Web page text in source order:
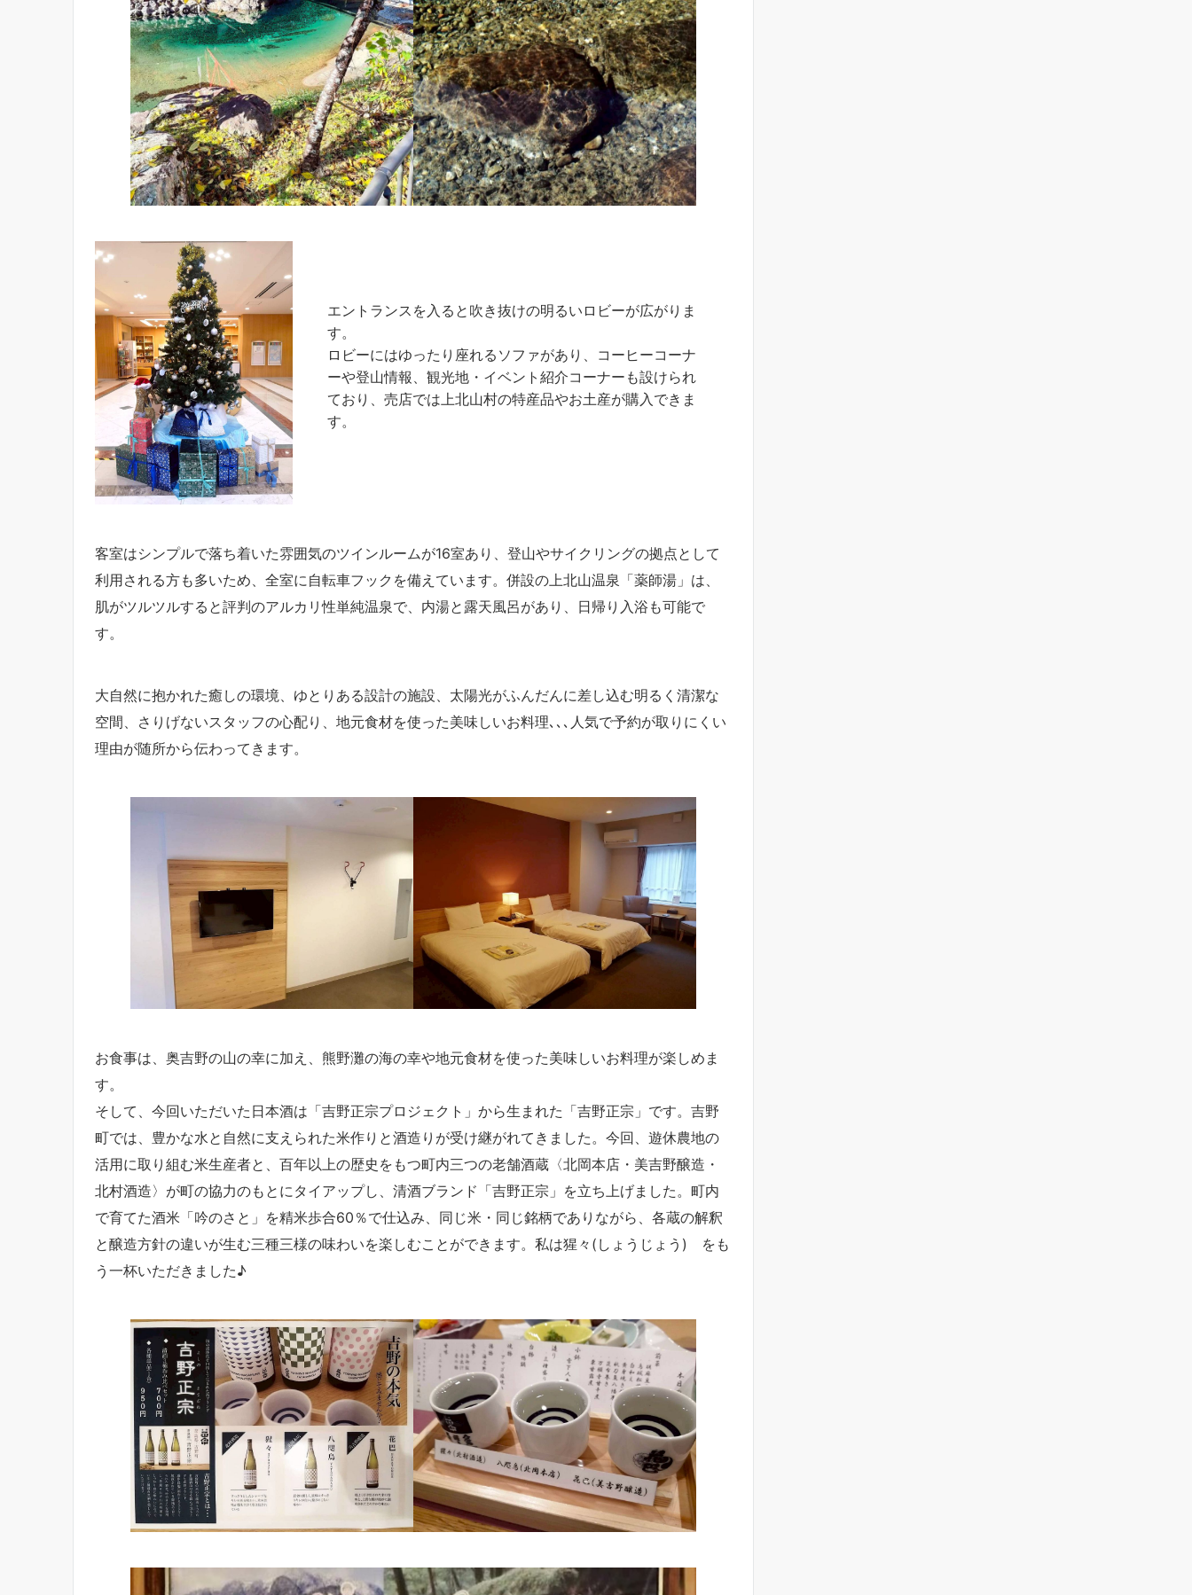
エントランスを入ると吹き抜けの明るいロビーが広がりま
す。
ロビーにはゆったり座れるソファがあり、コーヒーコーナ
ーや登山情報、観光地・イベント紹介コーナーも設けられ
ており、売店では上北山村の特産品やお土産が購入できま
す。
客室はシンプルで落ち着いた雰囲気のツインルームが16室あり、登山やサイクリングの拠点として
利用される方も多いため、全室に自転車フックを備えています。併設の上北山温泉「薬師湯」は、
肌がツルツルすると評判のアルカリ性単純温泉で、内湯と露天風呂があり、日帰り入浴も可能で
す。
大自然に抱かれた癒しの環境、ゆとりある設計の施設、太陽光がふんだんに差し込む明るく清潔な
空間、さりげないスタッフの心配り、地元食材を使った美味しいお料理､､､人気で予約が取りにくい
理由が随所から伝わってきます。
お食事は、奥吉野の山の幸に加え、熊野灘の海の幸や地元食材を使った美味しいお料理が楽しめま
す。
そして、今回いただいた日本酒は「吉野正宗プロジェクト」から生まれた「吉野正宗」です。吉野
町では、豊かな水と自然に支えられた米作りと酒造りが受け継がれてきました。今回、遊休農地の
活用に取り組む米生産者と、百年以上の歴史をもつ町内三つの老舗酒蔵〈北岡本店・美吉野醸造・
北村酒造〉が町の協力のもとにタイアップし、清酒ブランド「吉野正宗」を立ち上げました。町内
で育てた酒米「吟のさと」を精米歩合60％で仕込み、同じ米・同じ銘柄でありながら、各蔵の解釈
と醸造方針の違いが生む三種三様の味わいを楽しむことができます。私は猩々(しょうじょう) をも
う一杯いただきました♪